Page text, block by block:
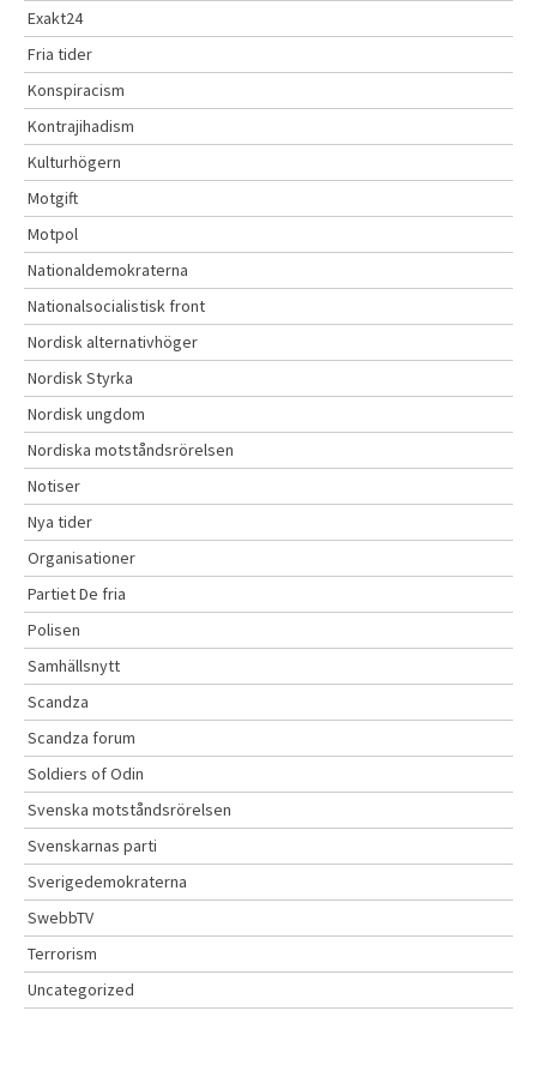
Exakt24
Fria tider
Konspiracism
Kontrajihadism
Kulturhögern
Motgift
Motpol
Nationaldemokraterna
Nationalsocialistisk front
Nordisk alternativhöger
Nordisk Styrka
Nordisk ungdom
Nordiska motståndsrörelsen
Notiser
Nya tider
Organisationer
Partiet De fria
Polisen
Samhällsnytt
Scandza
Scandza forum
Soldiers of Odin
Svenska motståndsrörelsen
Svenskarnas parti
Sverigedemokraterna
SwebbTV
Terrorism
Uncategorized